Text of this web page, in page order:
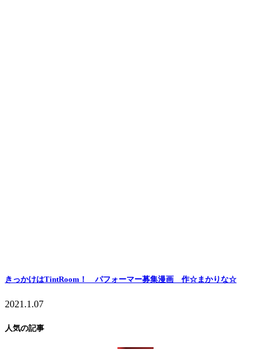
きっかけはTintRoom！ パフォーマー募集漫画 作☆まかりな☆
2021.1.07
人気の記事